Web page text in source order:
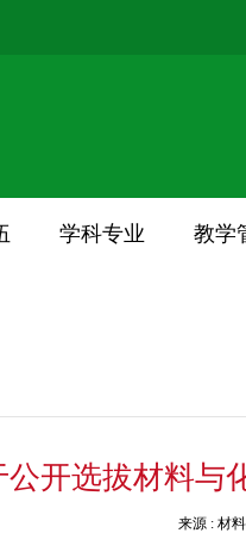
学科专业 教学
公开选拔材料与
来源 : 材